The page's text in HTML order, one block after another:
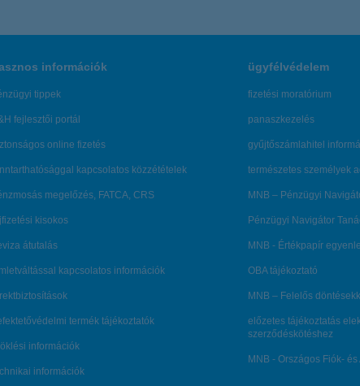
információk
tippek
fejlesztői portál
online fizetés
kapcsolatos közzétételek
megelőzés, FATCA, CRS
kisokos
átutalás
kapcsolatos információk
termék tájékoztatók
információk
információk
ügyfélvédelem
fizetési moratórium
panaszkezelés
gyűjtőszámlahitel
természetes személyek
MNB – Pénzügyi
Pénzügyi Navigátor
MNB - Értékpapír
OBA tájékoztató
MNB – Felelős
előzetes tájékoztatás
szerződéskötéshez
MNB - Országos Fiók- és